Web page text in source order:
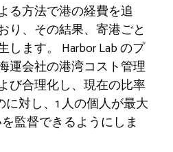
る方法で港の経費を追
り、その結果、寄港ごと
します。 Harbor Lab のプ
運会社の港湾コスト管理
び合理化し、現在の比率
に対し、1 人の個人が最大
監督できるようにしま